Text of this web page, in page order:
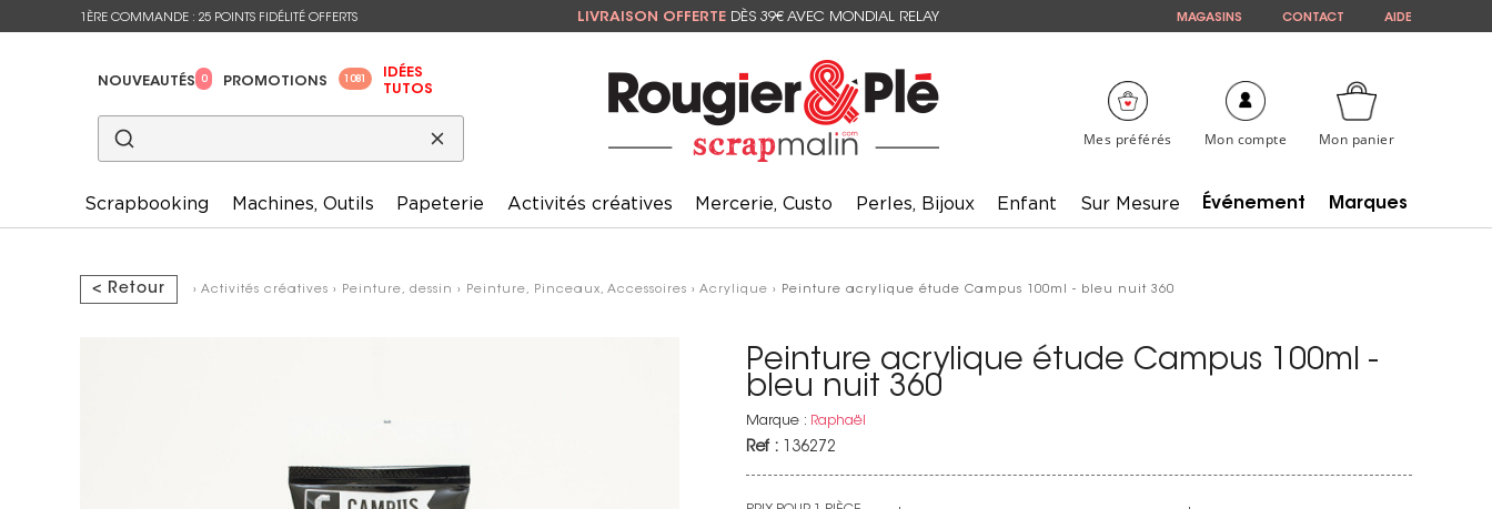
1ÈRE COMMANDE : 25 POINTS FIDÉLITÉ OFFERTS LIVRAISON OFFERTE DÈS 39€ AVEC MONDIAL RELAY MAGASINS CONTACT AIDE
NOUVEAUTÉS 0 PROMOTIONS 1081
IDÉES
TUTOS
Mes préférés Mon panier
Mon compte
Scrapbooking Machines, Outils Papeterie Activités créatives Mercerie, Custo Perles, Bijoux Enfant Sur Mesure Événement Marques
< Retour › Activités créatives › Peinture, dessin › Peinture, Pinceaux, Accessoires › Acrylique › Peinture acrylique étude Campus 100ml - bleu nuit 360
Peinture acrylique étude Campus 100ml -
bleu nuit 360
Marque : Raphaël
Ref : 136272